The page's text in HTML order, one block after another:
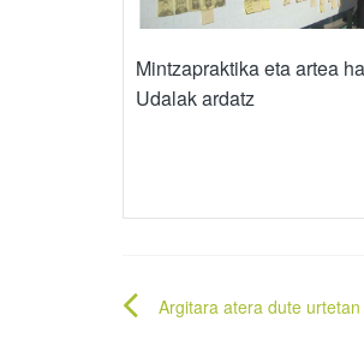
Mintzapraktika eta artea
Udalak ardatz
Bidalketetan
Argitara atera dute